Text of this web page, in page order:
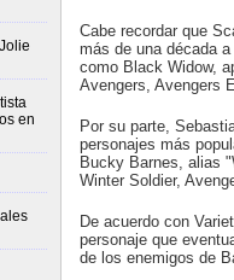
en
Cabe recordar que
más de una década
como Black Widow,
Avengers, Avengers
Por su parte,
personajes más
Bucky Barnes, alias
Winter Soldier,
De acuerdo con
personaje que
de los enemigos de